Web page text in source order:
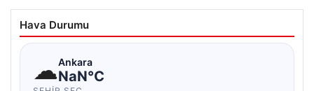
Hava Durumu
☁Ankara
NaN°C